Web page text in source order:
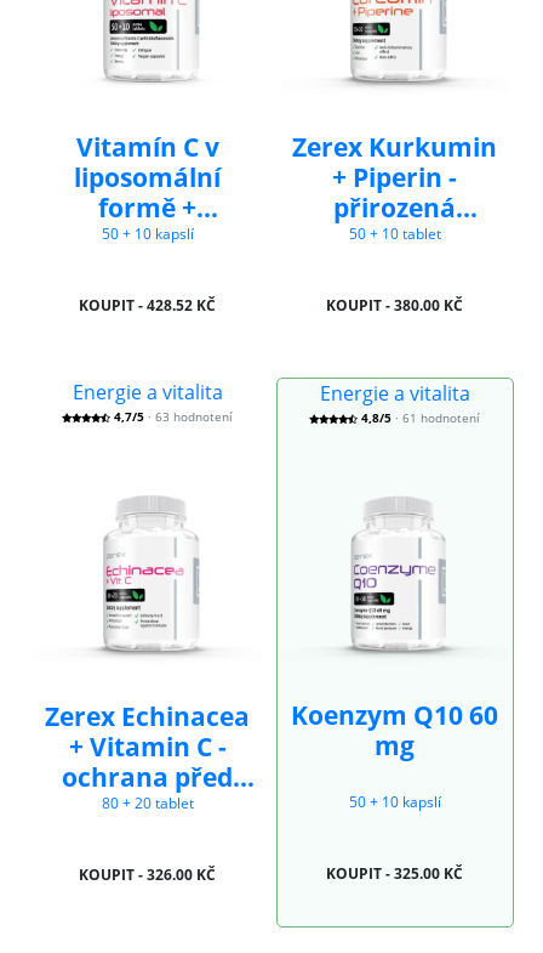
Vitamín C v
liposomální
formě +
bioflavonoidy
50 + 10 kapslí
KOUPIT - 428.52 KČ
Zerex Kurkumin
+ Piperin -
přirozená
podpora proti
50 + 10 tablet
KOUPIT - 380.00 KČ
Energie a vitalita
4,7/5 · 63 hodnotení
Zerex Echinacea
+ Vitamin C -
ochrana před
viry a bakteriemi
80 + 20 tablet
KOUPIT - 326.00 KČ
Energie a vitalita
4,8/5 · 61 hodnotení
Koenzym Q10 60
mg
50 + 10 kapslí
KOUPIT - 325.00 KČ